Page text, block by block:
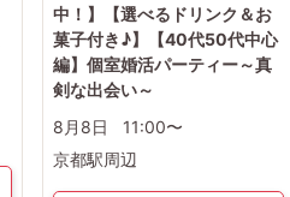
中！】【選べるドリンク＆お
菓子付き♪】【40代50代中心
編】個室婚活パーティー～真
剣な出会い～
8月8日
11:00〜
京都駅周辺